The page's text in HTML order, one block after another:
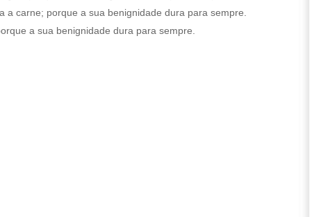
a carne; porque a sua benignidade dura para sempre.
a sua benignidade dura para sempre.